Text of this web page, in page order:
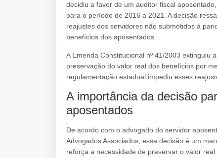
decidiu a favor de um auditor fiscal
para o período de 2016 a 2021. A decisão
reajustes dos servidores não submetidos à
benefícios dos aposentados.
A Emenda Constitucional nº 41/2003 extinguiu
preservação do valor real dos benefícios por
regulamentação estadual impediu esses
A importância da decisão
aposentados
De acordo com o advogado do servidor
Advogados Associados, essa decisão é um
reforça a necessidade de preservar o valor